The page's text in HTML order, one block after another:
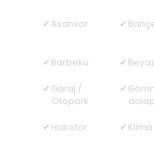
Asansör
Barbekü
Garaj /
Otopark
dolap
Hidrofor
Klima